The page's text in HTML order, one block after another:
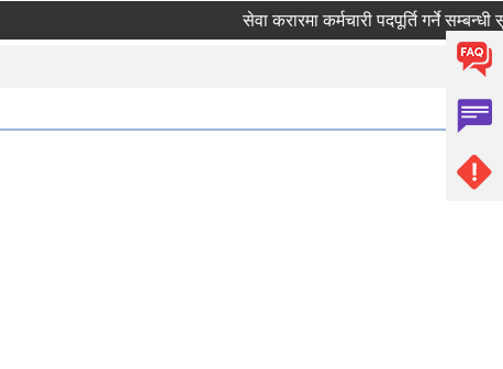
सेवा करारमा कर्मचारी पदपूर्ति गर्ने सम्बन्धी